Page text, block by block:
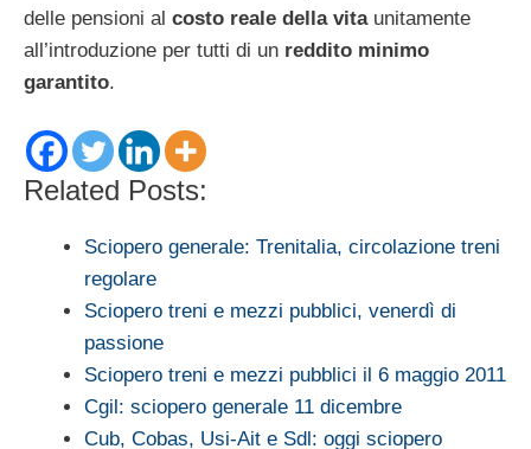
delle pensioni al costo reale della vitaunitamente
all’introduzione per tutti di un reddito minimo
garantito.
Related Posts:
Sciopero generale: Trenitalia, circolazione treni
regolare
Sciopero treni e mezzi pubblici, venerdì di
passione
Sciopero treni e mezzi pubblici il 6 maggio 2011
Cgil: sciopero generale 11 dicembre
Cub, Cobas, Usi-Ait e Sdl: oggi sciopero